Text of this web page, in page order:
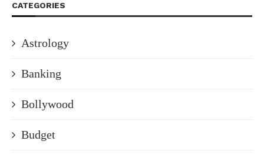
CATEGORIES
Astrology
Banking
Bollywood
Budget